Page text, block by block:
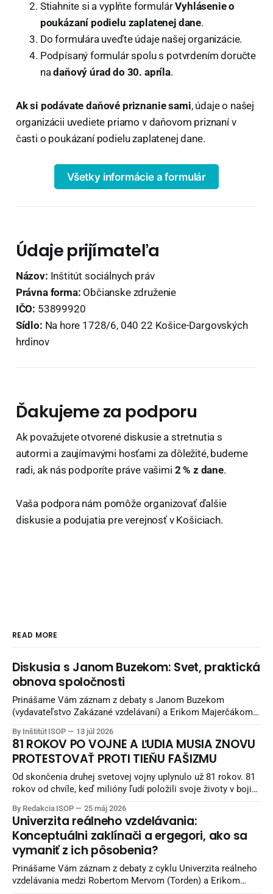
Stiahnite si a vyplňte formulárVyhlásenie o
poukázaní podielu zaplatenej dane.
Do formulára uveďte údaje našej organizácie.
Podpísaný formulár spolu s potvrdením doručte
nadaňový úrad do 30. apríla.
Ak si podávate daňové priznanie sami, údaje o našej
organizácii uvediete priamo v daňovom priznaní v
časti o poukázaní podielu zaplatenej dane.
Všetky informácie a formulár
Údaje prijímateľa
Názov: Inštitút sociálnych práv
Právna forma: Občianske združenie
IČO: 53899920
Sídlo: Na hore 1728/6, 040 22 Košice-Dargovských
hrdinov
Ďakujeme za podporu
Ak považujete otvorené diskusie a stretnutia s
autormi a zaujímavými hosťami za dôležité, budeme
radi, ak nás podporíte práve vašimi 2 % z dane.
Vaša podpora nám pomôže organizovať ďalšie
diskusie a podujatia pre verejnosť v Košiciach.
READ MORE
Diskusia s Janom Buzekom: Svet, praktická
obnova spoločnosti
Prinášame Vám záznam z debaty s Janom Buzekom
(vydavateľstvo Zakázané vzdelávaní) a Erikom Majerčákom
nadväzuje na debatu zo staršieho obdobia a pokračuje
potom aj unikátnymi pohľadmi Jana Buzeka - čo sa snažiť
robiť, aby sme žili lepšie. Diskusia sa nahrávala v Reštaurácii
Kozlovňa v Košiciach.
By Inštitút ISOP 13 júl 2026
81 ROKOV PO VOJNE A ĽUDIA MUSIA ZNOVU
PROTESTOVAŤ PROTI TIEŇU FAŠIZMU
Od skončenia druhej svetovej vojny uplynulo už 81 rokov. 81
rokov od chvíle, keď milióny ľudí položili svoje životy v boji
Naši starí otcovia bojovali v horách, partizáni umierali za
slobodu, mestá boli vypaľované a celé rodiny ničila vojna.
Európa bola zaplnená krvou
By Redakcia ISOP 25 máj 2026
Univerzita reálneho vzdelávania:
Konceptuálni zaklínači a ergegori, ako sa
vymaniť z ich pôsobenia?
Prinášame Vám záznam z debaty z cyklu Univerzita reálneho
vzdelávania medzi Robertom Mervom (Torden) a Erikom